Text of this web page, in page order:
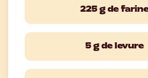
225 g de
5 g de levure